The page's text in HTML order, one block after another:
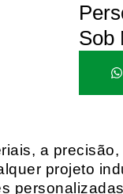
Sob
a
projeto